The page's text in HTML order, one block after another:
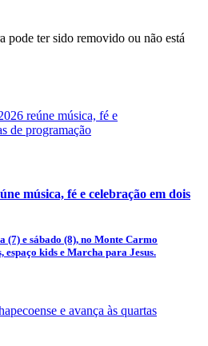
pode ter sido removido ou não está
música, fé e celebração em dois
(7) e sábado (8), no Monte Carmo
espaço kids e Marcha para Jesus.